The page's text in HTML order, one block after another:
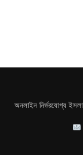
অনলাইন নির্ভরযোগ্য